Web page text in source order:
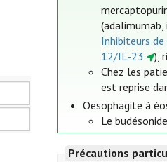
Inhibiteurs
12/IL-23
),
Chez les
est reprise
Oesophagite à
Le
Précautions